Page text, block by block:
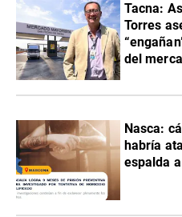
Tacna:
Torres
del
Nasca:
habría
espalda